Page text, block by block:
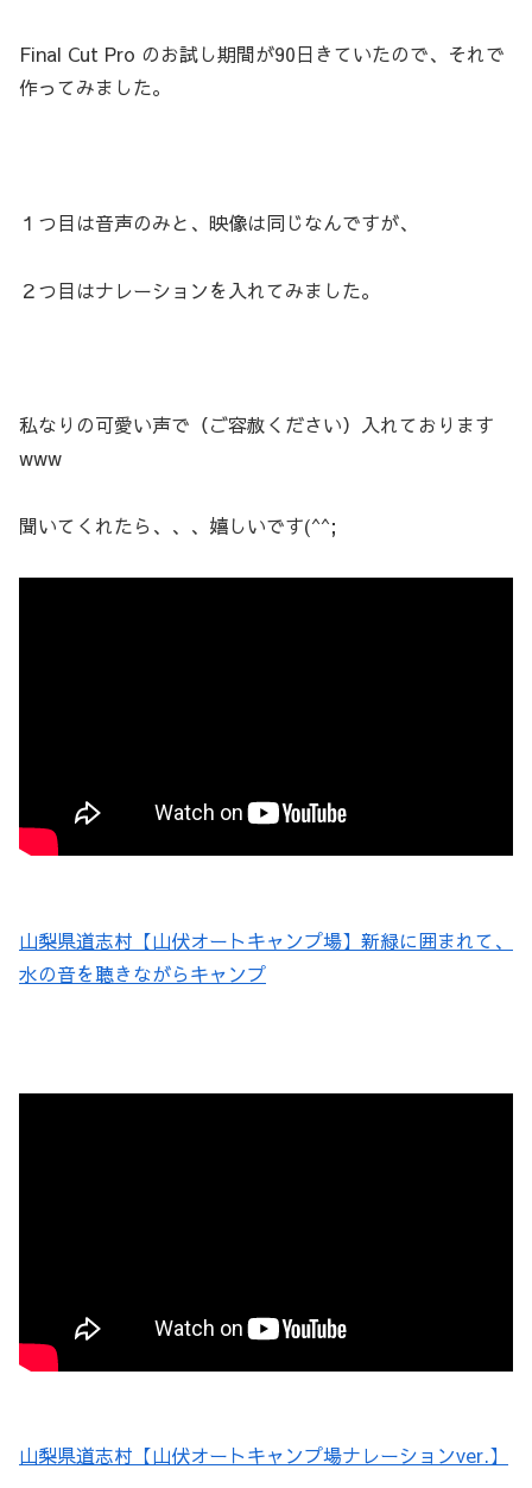
Final Cut Pro のお試し期間が90日きていたので、それで
作ってみました。
１つ目は音声のみと、映像は同じなんですが、
２つ目はナレーションを入れてみました。
私なりの可愛い声で（ご容赦ください）入れております
www
聞いてくれたら、、、嬉しいです(^^;
山梨県道志村【山伏オートキャンプ場】新緑に囲まれて、
水の音を聴きながらキャンプ
山梨県道志村【山伏オートキャンプ場ナレーションver.】